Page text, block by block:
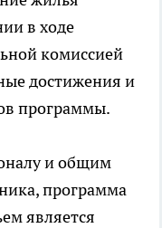
в ходе
комиссией
достижения и
программы.
и общим
программа
является